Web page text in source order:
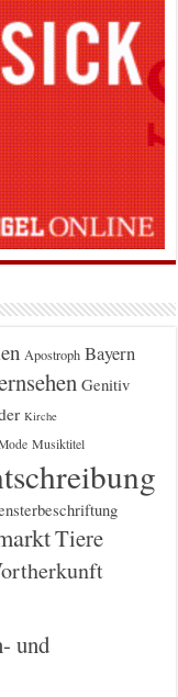
Apostroph Bayern
Genitiv
Kirche
Musiktitel
Tiere
und